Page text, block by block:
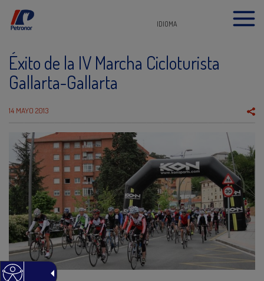
IDIOMA
Éxito de la IV Marcha Cicloturista
Gallarta-Gallarta
14 MAYO 2013